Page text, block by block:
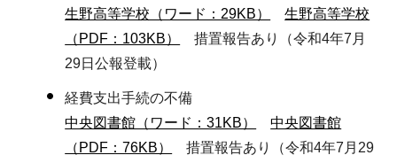
生野高等学校（ワード：29KB）
生野高等学校
（PDF：103KB）
措置報告あり（令和4年7月
29日公報登載）
経費支出手続の不備
中央図書館（ワード：31KB）
中央図書館
（PDF：76KB）
措置報告あり（令和4年7月29